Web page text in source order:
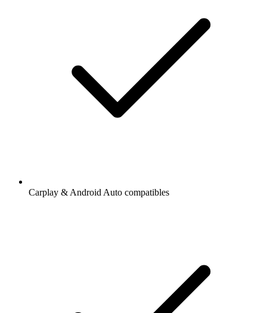
Carplay & Android Auto compatibles